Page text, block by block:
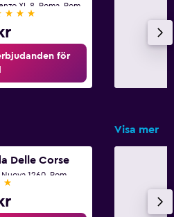
XI, 8, Roma, Rom
för
Visa mer
Delle Corse
1260, Rom